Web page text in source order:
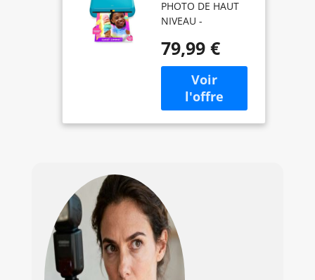
portable et
sans fil
Imprimante
photo
instantanée
smartphone,
Zink 2x3” (5,1 x
7,5 cm) Photos
PHOTO DE HAUT
NIVEAU -
KODAK Step peut
être connectée à
n'importe quel
appareil
fonctionnant sous
iOS ou Android [via
autocollant 5x7 cm
avec cristaux de
coloration intégrés
fournit des
impressions de
haute qualité
79,99 €